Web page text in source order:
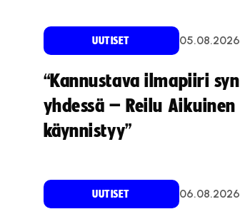
UUTISET 05.08.2026
“Kannustava ilmapiiri
yhdessä – Reilu
käynnistyy”
UUTISET 06.08.2026